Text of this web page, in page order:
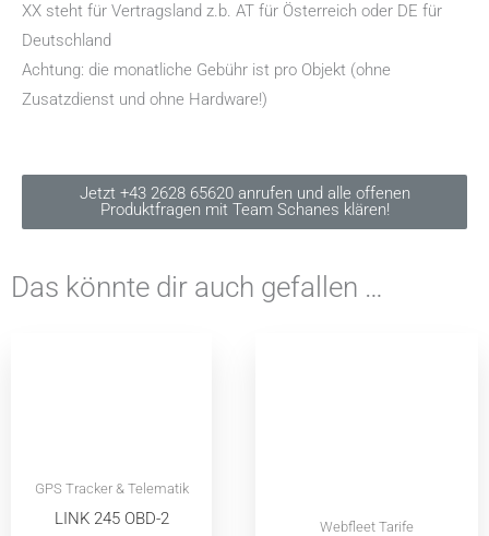
XX steht für Vertragsland z.b. AT für Österreich oder DE für
Deutschland
Achtung: die monatliche Gebühr ist pro Objekt (ohne
Zusatzdienst und ohne Hardware!)
Jetzt +43 2628 65620 anrufen und alle offenen
Produktfragen mit Team Schanes klären!
Das könnte dir auch gefallen …
GPS Tracker & Telematik
LINK 245 OBD-2
Webfleet Tarife